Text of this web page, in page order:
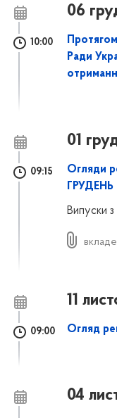
06
10:00
Ради
01
09:15
Огляди
ГРУДЕНЬ
Випуски
11
09:00 Огляд
04